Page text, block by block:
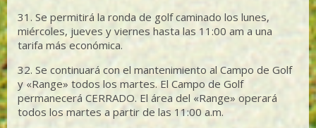
31. Se permitirá la ronda de golf caminado los lunes,
miércoles, jueves y viernes hasta las 11:00 am a una
tarifa más económica.
32. Se continuará con el mantenimiento al Campo de Golf
y «Range» todos los martes. El Campo de Golf
permanecerá CERRADO. El área del «Range» operará
todos los martes a partir de las 11:00 a.m.